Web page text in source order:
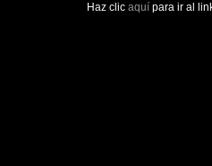
Haz clic aquí para ir al